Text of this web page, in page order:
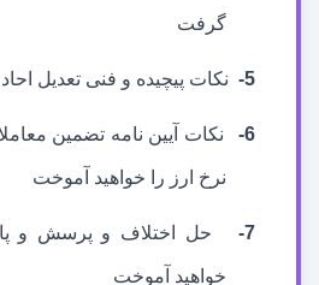
گرفت
نکات پیچیده و فنی تعدیل احاد
نکات آیین نامه تضمین
نرخ ارز را خواهید آموخت
حل اختلاف و پرسش و
خواهید آموخت